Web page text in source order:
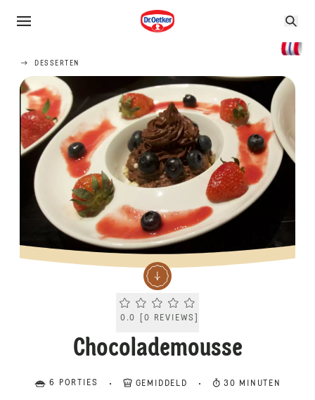
DESSERTEN
Current rating 0.0. Click to rate.
0.0 [0 REVIEWS
Chocolademousse
6 PORTIES GEMIDDELD 30 MINUTEN